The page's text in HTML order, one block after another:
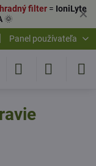
✕
filter= IoniLyte
🌞
Panel používateľa